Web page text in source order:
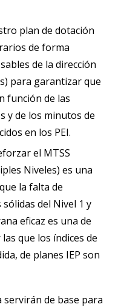
plan de dotación
de forma
de la dirección
para garantizar que
función de las
y de los minutos de
en los PEI.
el MTSS
Niveles) es una
la falta de
del Nivel 1 y
eficaz es una de
que los índices de
de planes IEP son
de base para